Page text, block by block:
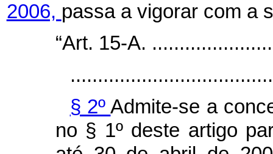
2006, passa a vigorar com a
“Art. 15-A.
§ 2ºAdmite-se a
no § 1º deste artigo